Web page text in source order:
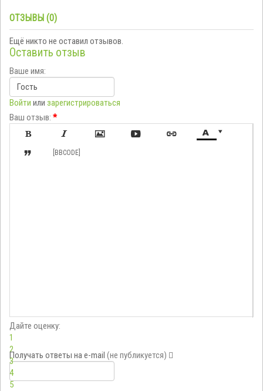
ОТЗЫВЫ (0)
Ещё никто не оставил отзывов.
Оставить отзыв
Ваше имя:
Войти или зарегистрироваться
Ваш отзыв: *

     
 [BBCODE]
Дайте оценку:
1
2
3
4
5
Получать ответы на e-mail (не публикуется)